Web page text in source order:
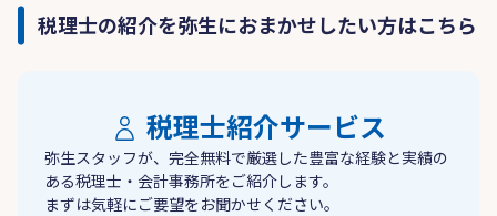
税理士の紹介を弥生におまかせしたい方はこちら
税理士紹介サービス
弥生スタッフが、完全無料で厳選した豊富な経験と実績の
ある税理士・会計事務所をご紹介します。
まずは気軽にご要望をお聞かせください。